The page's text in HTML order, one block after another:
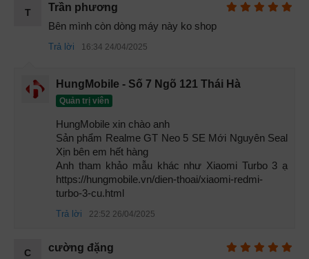
Realme GT Neo 5 SE
Một điểm cộng mà mình đặc biệt thích ở GT Neo 5 SE đó là
sung luợng pin và công suất sạc của máy. Neo 5 SE có
dung lượng 5.500 mAh so với 5.000 mAh trên GT Neo 5 và
sạc ở tốc độ 100W so với giải pháp 150W của GT Neo 5.
Phần mềm được xử lý bởi Realme UI 4.0 trên Android 13.
Không quá để nói đây là mẫu
T
Trần phương
Bên mình còn dòng máy này ko shop
Trả lời 16:34 24/04/2025
HungMobile - Số 7 Ngõ 121 Thái Hà
Quản trị viên
HungMobile xin chào anh
Sản phẩm Realme GT Neo 5 SE Mới Nguyên Seal
Xịn bên em hết hàng
Anh tham khảo mẫu khác như Xiaomi Turbo 3 ạ
https://hungmobile.vn/dien-thoai/xiaomi-redmi-
turbo-3-cu.html
Trả lời 22:52 26/04/2025
C
cường đặng